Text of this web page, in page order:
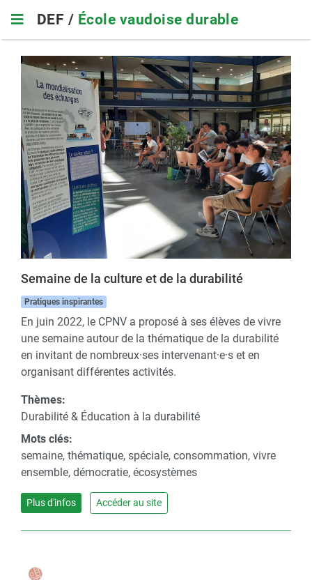
main
navigation
DEF / École vaudoise durable
Semaine de la culture et de la durabilité
Pratiques inspirantes
En juin 2022, le CPNV a proposé à ses élèves de vivre
une semaine autour de la thématique de la durabilité
en invitant de nombreux·ses intervenant·e·s et en
organisant différentes activités.
Thèmes:
Durabilité & Éducation à la durabilité
Mots clés:
semaine, thématique, spéciale, consommation, vivre
ensemble, démocratie, écosystèmes
Plus d'infos Accéder au site